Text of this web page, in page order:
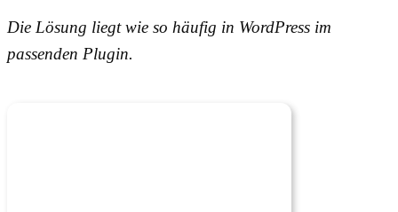
Die Lösung liegt wie so häufig in WordPress im
passenden Plugin.